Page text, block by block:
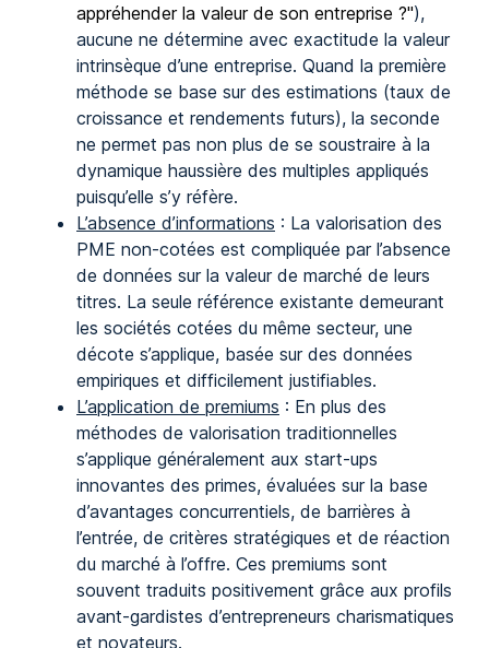
appréhender la valeur de son entreprise ?"),
aucune ne détermine avec exactitude la valeur
intrinsèque d’une entreprise. Quand la première
méthode se base sur des estimations (taux de
croissance et rendements futurs), la seconde
ne permet pas non plus de se soustraire à la
dynamique haussière des multiples appliqués
puisqu’elle s’y réfère.
L’absence d’informations : La valorisation des
PME non-cotées est compliquée par l’absence
de données sur la valeur de marché de leurs
titres. La seule référence existante demeurant
les sociétés cotées du même secteur, une
décote s’applique, basée sur des données
empiriques et difficilement justifiables.
L’application de premiums : En plus des
méthodes de valorisation traditionnelles
s’applique généralement aux start-ups
innovantes des primes, évaluées sur la base
d’avantages concurrentiels, de barrières à
l’entrée, de critères stratégiques et de réaction
du marché à l’offre. Ces premiums sont
souvent traduits positivement grâce aux profils
avant-gardistes d’entrepreneurs charismatiques
et novateurs.